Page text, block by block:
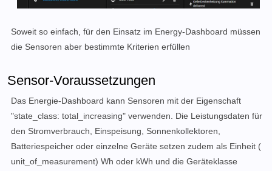
Soweit so einfach, für den Einsatz im Energy-Dashboard müssen
die Sensoren aber bestimmte Kriterien erfüllen
Sensor-Voraussetzungen
Das Energie-Dashboard kann Sensoren mit der Eigenschaft
"state_class: total_increasing" verwenden. Die Leistungsdaten für
den Stromverbrauch, Einspeisung, Sonnenkollektoren,
Batteriespeicher oder einzelne Geräte setzen zudem als Einheit (
unit_of_measurement) Wh oder kWh und die Geräteklasse